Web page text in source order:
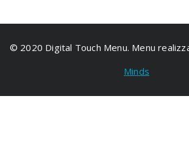
© 2020 Digital Touch Menu. Menu
Minds